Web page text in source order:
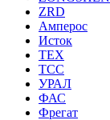
ZRD
Амперос
Исток
ТЕХ
ТСС
УРАЛ
ФАС
Фрегат